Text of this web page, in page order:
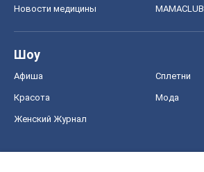
Новости медицины MAMACLUB
Шоу
Афиша Сплетни
Красота Мода
Женский Журнал